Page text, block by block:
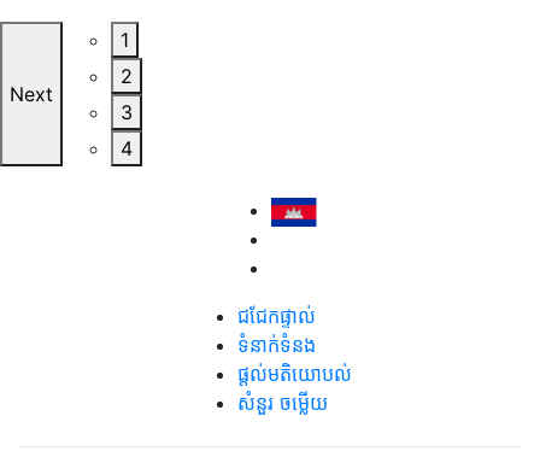
Next
1
2
3
4
ជជែកផ្ទាល់
ទំនាក់ទំនង
ផ្តល់មតិយោបល់
សំនួរ ចម្លើយ